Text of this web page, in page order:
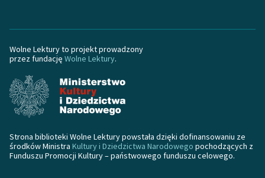
Materiały promocyjne
Polityka prywatności
Regulamin biblioteki
Dane fundacji i
sprawozdania finansowe
Regulamin darowizn
Informacja o treściach
Wolne Lektury to projekt prowadzony
przez fundację Wolne Lektury.
Strona biblioteki Wolne Lektury powstała dzięki dofinansowaniu ze
środków Ministra Kultury i Dziedzictwa Narodowego pochodzących z
Funduszu Promocji Kultury – państwowego funduszu celowego.